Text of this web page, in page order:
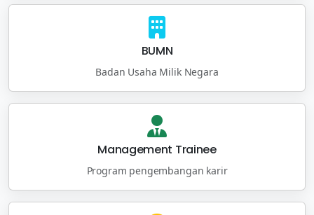
BUMN
Badan Usaha Milik Negara
Management Trainee
Program pengembangan karir